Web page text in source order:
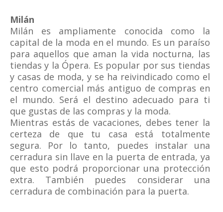
Milán
Milán es ampliamente conocida como la
capital de la moda en el mundo. Es un paraíso
para aquellos que aman la vida nocturna, las
tiendas y la Ópera. Es popular por sus tiendas
y casas de moda, y se ha reivindicado como el
centro comercial más antiguo de compras en
el mundo. Será el destino adecuado para ti
que gustas de las compras y la moda.
Mientras estás de vacaciones, debes tener la
certeza de que tu casa está totalmente
segura. Por lo tanto, puedes instalar una
cerradura sin llave en la puerta de entrada, ya
que esto podrá proporcionar una protección
extra. También puedes considerar una
cerradura de combinación para la puerta.